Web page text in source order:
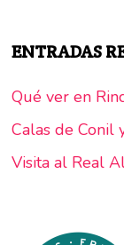
ENTRADAS
Qué ver en
Calas de Conil
Visita al Real